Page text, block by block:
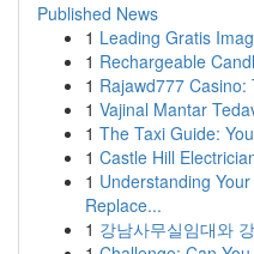
Published News
1 Leading Gratis
1 Rechargeable
1 Rajawd777
1 Vajinal Mantar
1 The Taxi Guide:
1 Castle Hill
1 Understanding
Replace...
1 강남사무실임대와